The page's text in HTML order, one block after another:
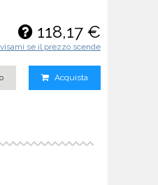
118,17 €
se il prezzo scende
Acquista